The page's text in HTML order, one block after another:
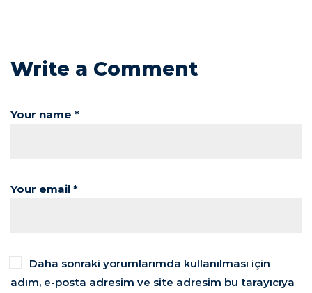
Write a Comment
Your name *
Your email *
Daha sonraki yorumlarımda kullanılması için
adım, e-posta adresim ve site adresim bu tarayıcıya